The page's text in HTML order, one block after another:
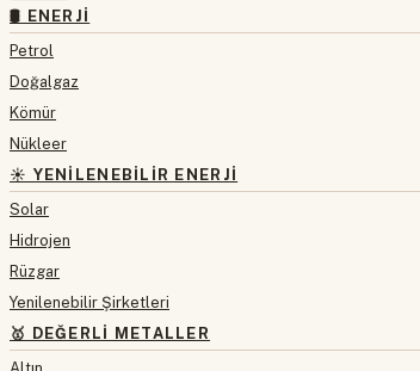
🛢 ENERJI
Petrol
Doğalgaz
Kömür
Nükleer
☀️ YENILENEBILIR ENERJI
Solar
Hidrojen
Rüzgar
Yenilenebilir Şirketleri
🥇 DEĞERLI METALLER